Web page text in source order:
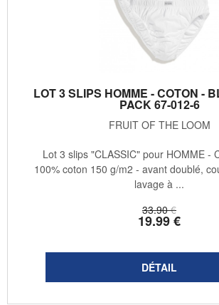
LOT 3 SLIPS HOMME - COTON -
PACK 67-012-6
FRUIT OF THE LOOM
33.90 €
19.99€
Lot 3 slips "CLASSIC" pour HOMME -
100% coton 150 g/m2 - avant doublé,
lavage à ...